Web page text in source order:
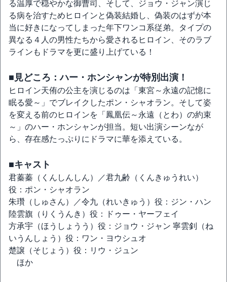
る温厚で穏やかな御曹司、そして、ジョウ・ジャン演じ
る病を治すためヒロインと偽装結婚し、偽装のはずが本
当に好きになってしまった年下ワンコ系従弟。タイプの
異なる４人の男性たちから愛されるヒロイン、そのラブ
ラインもドラマを更に盛り上げている！
■見どころ：ハー・ホンシャンが特別出演！
ヒロイン天侑の公主を演じるのは「東宮～永遠の記憶に
眠る愛～」でブレイクしたポン・シャオラン。そして姿
を変える前のヒロインを「鳳凰伝～永遠（とわ）の約束
～」のハー・ホンシャンが担当。短い出演シーンなが
ら、存在感たっぷりにドラマに華を添えている。
■キャスト
君蓁蓁（くんしんしん）／君九齢（くんきゅうれい）
役：ポン・シャオラン
朱瓚（しゅさん）／令九（れいきゅう）役：ジン・ハン
陸雲旗（りくうんき）役：ドゥー・ヤーフェイ
方承宇（ほうしょうう）役：ジョウ・ジャン 寧雲釗（ね
いうんしょう）役：ワン・ヨウシュオ
楚譲（そじょう）役：リウ・ジュン
ほか